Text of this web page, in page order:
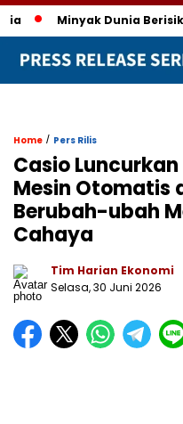
Minyak Dunia Berisiko
Home / Pers Rilis
Casio Luncurkan
Mesin Otomatis
Berubah-ubah
Cahaya
Tim Harian Ekonomi
Selasa, 30 Juni 2026